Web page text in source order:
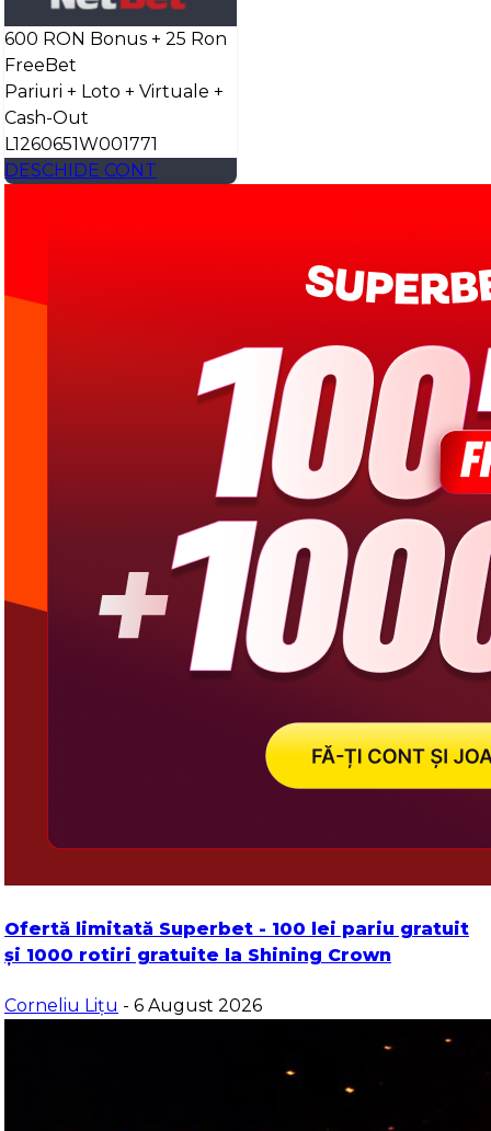
600 RON Bonus + 25 Ron
FreeBet
Pariuri + Loto + Virtuale +
Cash-Out
L1260651W001771
DESCHIDE CONT
Ofertă limitată Superbet - 100 lei pariu gratuit
și 1000 rotiri gratuite la Shining Crown
Corneliu Lițu - 6 August 2026